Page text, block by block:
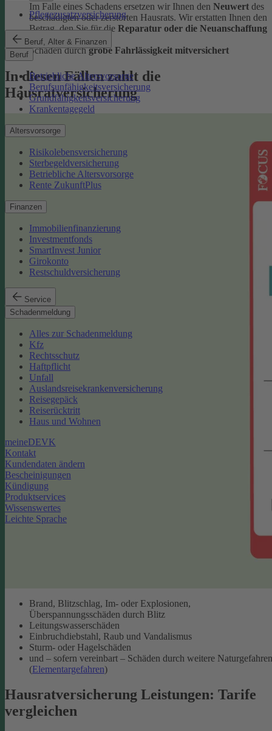
Pflegezusatzversicherung
Beruf, Alter & Finanzen
Beruf
Betriebliche Altersvorsorge
Berufsunfähigkeitsversicherung
Grundfähigkeitsversicherung
Krankentagegeld
Altersvorsorge
Risikolebensversicherung
Sterbegeldversicherung
Betriebliche Altersvorsorge
Rente ZukunftPlus
Finanzen
Immobilienfinanzierung
Investmentfonds
SmartInvest Junior
Girokonto
Restschuldversicherung
Service
Schadenmeldung
Alles zur Schadenmeldung
Kfz
Rechtsschutz
Haftpflicht
Unfall
Auslandsreisekrankenversicherung
Reisegepäck
Reiserücktritt
Haus und Wohnen
meineDEVK
Kontakt
Kundendaten ändern
Bescheinigungen
Kündigung
Produktservices
Wissenswertes
Leichte Sprache
Im Falle eines Schadens ersetzen wir Ihnen den Neuwert des
beschädigten oder zerstörten Hausrats. Wir erstatten Ihnen den
Betrag, den Sie für die Reparatur oder die Neuanschaffung
ausgeben müssten.
Schäden durchgrobe Fahrlässigkeit mitversichert
In diesen Fällen zahlt die
Hausratversicherung
Brand, Blitzschlag, Im- oder Explosionen,
Überspannungsschäden durch Blitz
Leitungswasserschäden
Einbruchdiebstahl, Raub und Vandalismus
Sturm- oder Hagelschäden
und – sofern vereinbart – Schäden durch weitere Naturgefahren
(Elementargefahren)
Hausratversicherung Leistungen: Tarife
vergleichen